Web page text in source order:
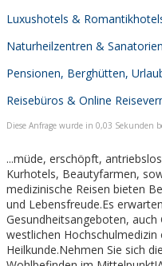
Luxushotels &
Naturheilzentren & Sanatorien
Pensionen, Berghütten,
Reisebüros & Online
Diese Anfrage wurde in 0,03 Sekunden
...müde, erschöpft,
Kurhotels, Beautyfarmen,
medizinische Reisen bieten
und Lebensfreude.Es
Gesundheitsangeboten,
westlichen
Heilkunde.Nehmen Sie sich